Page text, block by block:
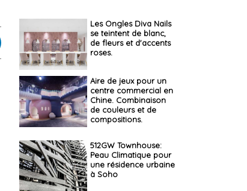
Les Ongles Diva Nails
se teintent de blanc,
de fleurs et d'accents
roses.
Aire de jeux pour un
centre commercial en
Chine. Combinaison
de couleurs et de
compositions.
512GW Townhouse:
Peau Climatique pour
une résidence urbaine
à Soho